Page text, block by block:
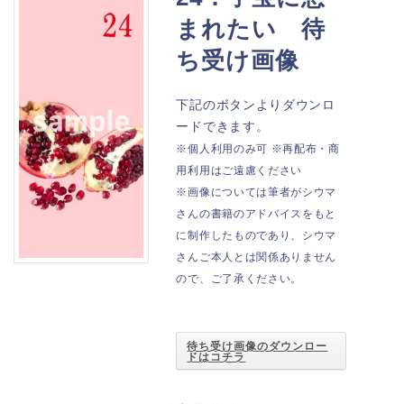
まれたい 待
ち受け画像
下記のボタンよりダウンロ
ードできます。
※個人利用のみ可 ※再配布・商
用利用はご遠慮ください
※画像については筆者がシウマ
さんの書籍のアドバイスをもと
に制作したものであり、シウマ
さんご本人とは関係ありません
ので、ご了承ください。
待ち受け画像のダウンロー
ドはコチラ